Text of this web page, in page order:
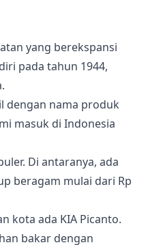
yang berekspansi
pada tahun 1944,
dengan nama produk
masuk di Indonesia
Di antaranya, ada
beragam mulai dari Rp
kota ada KIA Picanto.
bakar dengan